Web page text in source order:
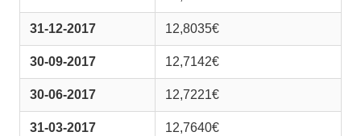
31-12-2017 12,8035€
30-09-2017 12,7142€
30-06-2017 12,7221€
31-03-2017 12,7640€